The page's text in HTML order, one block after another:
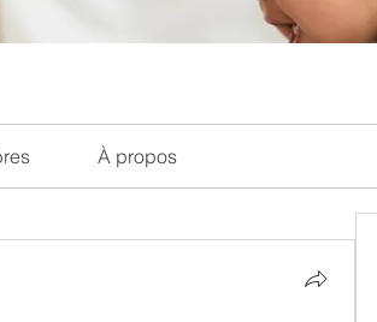
À propos